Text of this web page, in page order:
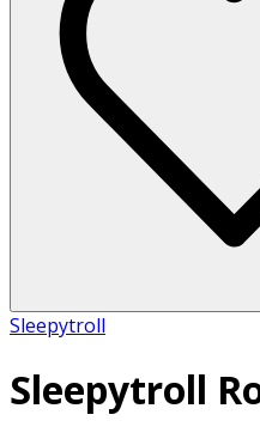
Sleepytroll
Sleepytroll